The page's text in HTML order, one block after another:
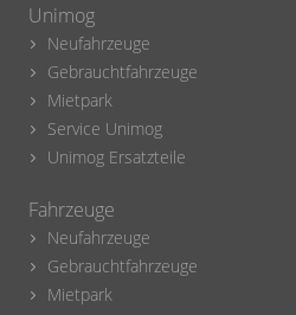
Unimog
Neufahrzeuge
Gebrauchtfahrzeuge
Mietpark
Service Unimog
Unimog Ersatzteile
Fahrzeuge
Neufahrzeuge
Gebrauchtfahrzeuge
Mietpark